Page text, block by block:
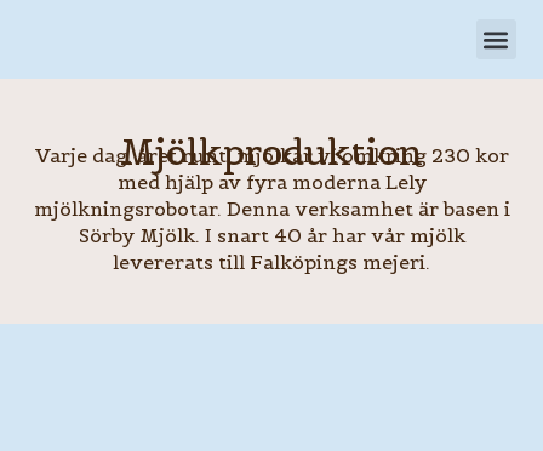
Mjölkproduktion
Varje dag, året runt, mjölkar vi omkring 230 kor
med hjälp av fyra moderna Lely
mjölkningsrobotar. Denna verksamhet är basen i
Sörby Mjölk. I snart 40 år har vår mjölk
levererats till Falköpings mejeri.